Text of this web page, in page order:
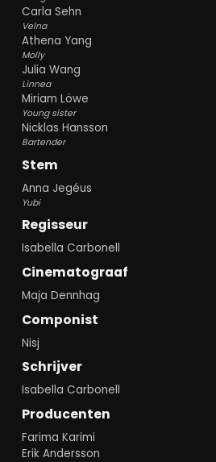
Carla Sehn
Velna
Athena Yang
Molly
Julia Wang
Linnea
Miriam Löwe
Young sister
Nicklas Hansson
Bartender
Stem
Anna Jegéus
Yubi
Regisseur
Isabella Carbonell
Cinematograaf
Maja Dennhag
Componist
Nisj
Schrijver
Isabella Carbonell
Producenten
Farima Karimi
Erik Andersson